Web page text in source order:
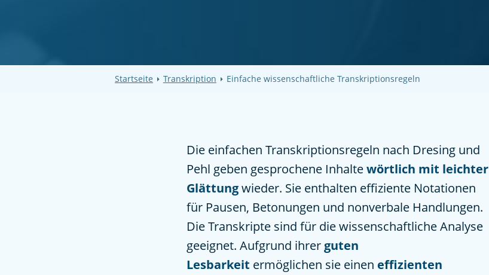
Startseite Transkription Einfache wissenschaftliche Transkriptionsregeln
Die einfachen Transkriptionsregeln nach Dresing und
Pehl geben gesprochene Inhaltewörtlich mit leichter
Glättungwieder. Sie enthalten effiziente Notationen
für Pausen, Betonungen und nonverbale Handlungen.
Die Transkripte sind für die wissenschaftliche Analyse
geeignet. Aufgrund ihrer guten
Lesbarkeit ermöglichen sie einen effizienten